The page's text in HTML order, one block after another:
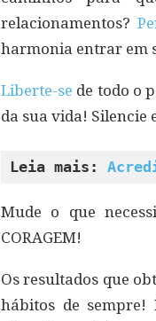
relacionamentos?
harmonia entrar em
Liberte-se de todo o
da sua vida! Silencie
Leia mais:
Mude o que
CORAGEM!
Os resultados que
hábitos de